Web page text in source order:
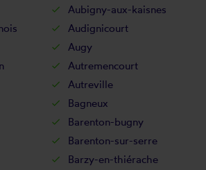
Aubigny-aux-kaisnes
Audignicourt
Augy
Autremencourt
Autreville
Bagneux
Barenton-bugny
Barenton-sur-serre
Barzy-en-thiérache